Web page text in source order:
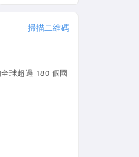
掃描二維碼
球超過 180 個國